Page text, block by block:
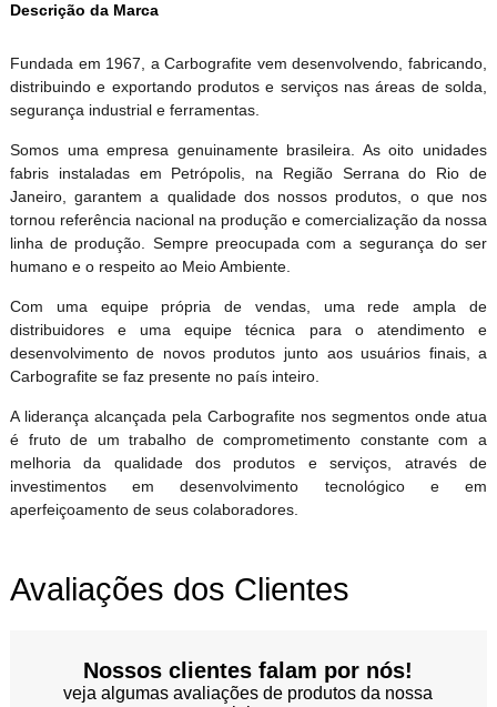
Descrição da Marca
Fundada em 1967, a Carbografite vem desenvolvendo, fabricando,
distribuindo e exportando produtos e serviços nas áreas de solda,
segurança industrial e ferramentas.
Somos uma empresa genuinamente brasileira. As oito unidades
fabris instaladas em Petrópolis, na Região Serrana do Rio de
Janeiro, garantem a qualidade dos nossos produtos, o que nos
tornou referência nacional na produção e comercialização da nossa
linha de produção. Sempre preocupada com a segurança do ser
humano e o respeito ao Meio Ambiente.
Com uma equipe própria de vendas, uma rede ampla de
distribuidores e uma equipe técnica para o atendimento e
desenvolvimento de novos produtos junto aos usuários finais, a
Carbografite se faz presente no país inteiro.
A liderança alcançada pela Carbografite nos segmentos onde atua
é fruto de um trabalho de comprometimento constante com a
melhoria da qualidade dos produtos e serviços, através de
investimentos em desenvolvimento tecnológico e em
aperfeiçoamento de seus colaboradores.
Avaliações dos Clientes
Nossos clientes falam por nós!
veja algumas avaliações de produtos da nossa